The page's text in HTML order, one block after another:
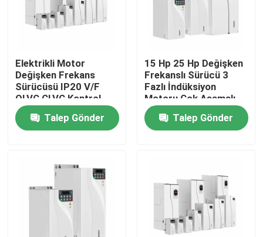
Hakkımızda
Kalite Kontrolü
Bizimle İletişim
Bir İndirim İste
VFD Değişken Frekans Sürücüsü
Elektrikli Motor
Değişken Frekans
Sürücüsü IP20 V/F
OLVC CLVC Kontrol
Anti Loosening İp
KorumasıTalep Gönder
15 Hp 25 Hp Değişken
Frekanslı Sürücü 3
Fazlı İndüksiyon
Motoru Çok Aşamalı
Hız Ayarları S Eğri
HızlandırmaTalep Gönder